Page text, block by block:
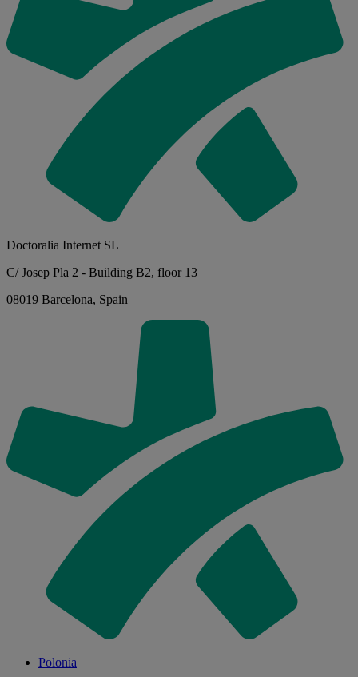
Doctoralia Internet SL
C/ Josep Pla 2 - Building B2, floor 13
08019 Barcelona, Spain
Polonia